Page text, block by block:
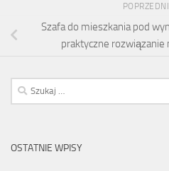
Szafa do mieszkania pod
praktyczne
Szukaj:
OSTATNIE WPISY